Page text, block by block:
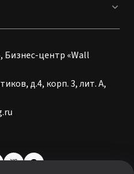
Бизнес-центр «Wall
д.4, корп. 3, лит. А,